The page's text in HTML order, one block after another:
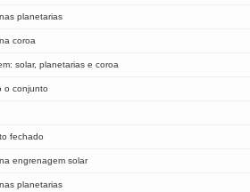
planetarias
coroa
solar, planetarias e coroa
o conjunto
fechado
engrenagem solar
planetarias